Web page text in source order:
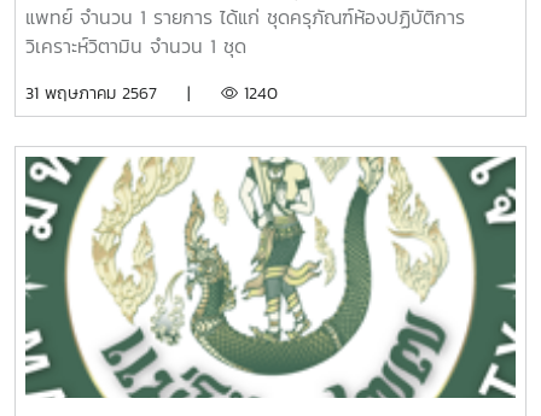
แพทย์ จำนวน 1 รายการ ได้แก่ ชุดครุภัณฑ์ห้องปฏิบัติการ
วิเคราะห์วิตามิน จำนวน 1 ชุด
31 พฤษภาคม 2567 | 1240